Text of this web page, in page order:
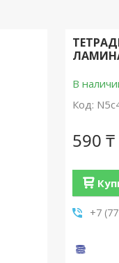
В
Код:
590 ₸
+7